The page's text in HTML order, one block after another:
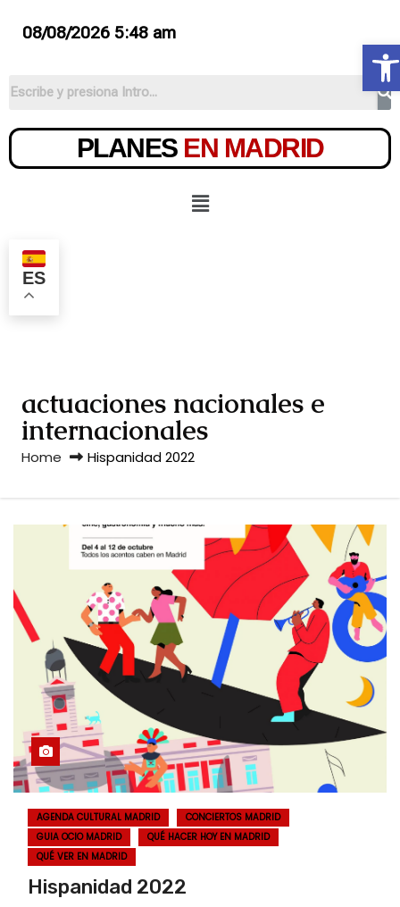
08/08/2026 5:48 am
PLANES EN MADRID
ES
actuaciones nacionales e
internacionales
Home Hispanidad 2022
AGENDA CULTURAL MADRID
CONCIERTOS MADRID
GUIA OCIO MADRID
QUÉ HACER HOY EN MADRID
QUÉ VER EN MADRID
Hispanidad 2022